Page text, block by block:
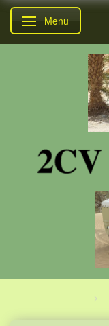
Skifte navigation
Menu